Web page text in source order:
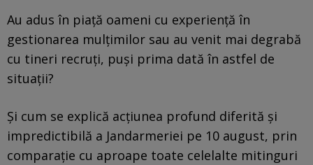
Au adus în piață oameni cu experiență în
gestionarea mulțimilor sau au venit mai degrabă
cu tineri recruți, puși prima dată în astfel de
situații?
Și cum se explică acțiunea profund diferită și
impredictibilă a Jandarmeriei pe 10 august, prin
comparație cu aproape toate celelalte mitinguri